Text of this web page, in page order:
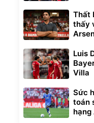
Thất
thấy
Luis
Villa
Sức
toán
hạng